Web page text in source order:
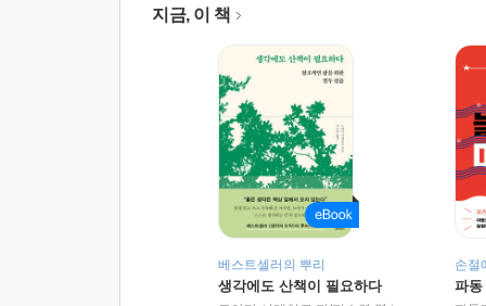
지금, 이 책
베스트셀러의 뿌리
생각에도 산책이 필요하다
손절
파동